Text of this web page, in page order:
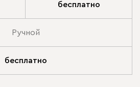
бесплатно
Ручной
бесплатно